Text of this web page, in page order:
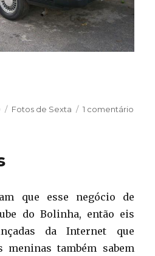
Categorias
Fotos de Sexta 1 comentário
que esse negócio de
do Bolinha, então eis
da Internet que
meninas também sabem